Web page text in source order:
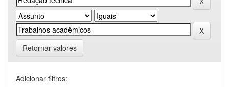
Retornar valores
Adicionar filtros: